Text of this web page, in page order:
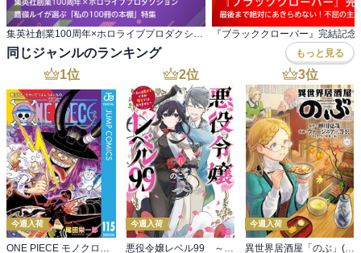
同じジャンルのランキング もっと見る
1位
今週入荷
ONE PIECE モノクロ版 115
2位
今週入荷
悪役令嬢レベル99 ～私は裏ボスですが魔王ではありません～ その６
3位
今週入荷
異世界居酒屋「のぶ」(22)